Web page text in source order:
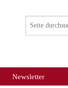
Newsletter